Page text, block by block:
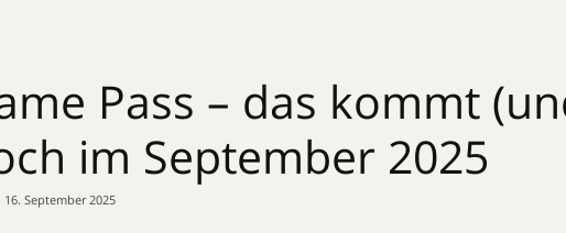
Pass – das kommt
im September 2025
16. September 2025